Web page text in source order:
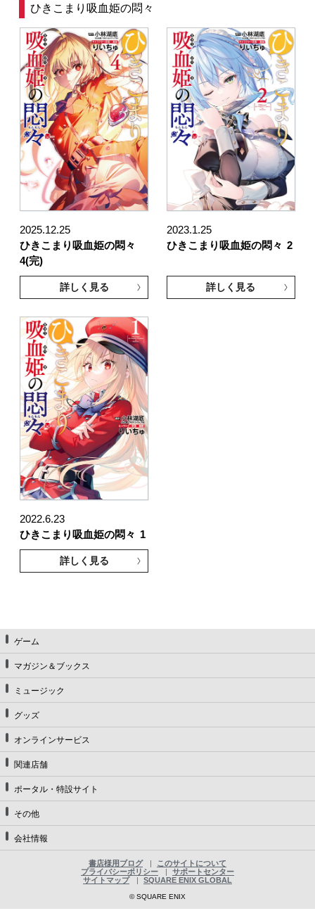
ひきこまり吸血姫の悶々
2025.12.25
ひきこまり吸血姫の悶々
4(完)
詳しく見る
2023.1.25
ひきこまり吸血姫の悶々 2
詳しく見る
2022.6.23
ひきこまり吸血姫の悶々 1
詳しく見る
ゲーム
マガジン＆ブックス
ミュージック
グッズ
オンラインサービス
関連店舗
ポータル・特設サイト
その他
会社情報
書店様用ブログ
このサイトについて
プライバシーポリシー
サポートセンター
サイトマップ
SQUARE ENIX GLOBAL
© SQUARE ENIX